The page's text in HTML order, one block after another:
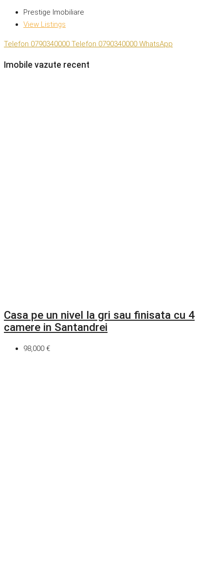
Prestige Imobiliare
View Listings
Telefon 0790340000 Telefon 0790340000 WhatsApp
Imobile vazute recent
Casa pe un nivel la gri sau finisata cu 4
camere in Santandrei
98,000 €